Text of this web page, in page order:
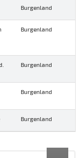
Burgenland
Burgenland
Burgenland
Burgenland
Burgenland